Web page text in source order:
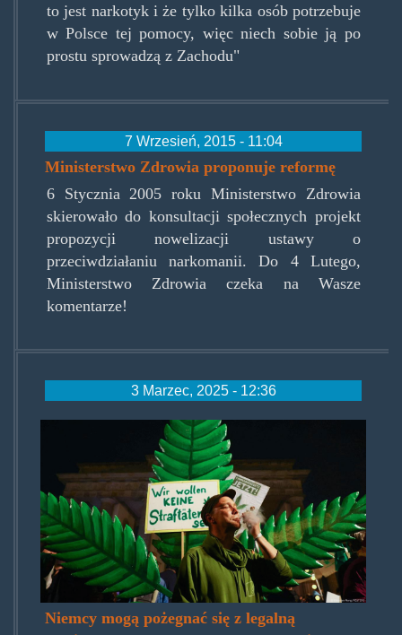
to jest narkotyk i że tylko kilka osób potrzebuje
w Polsce tej pomocy, więc niech sobie ją po
prostu sprowadzą z Zachodu"
7 Wrzesień, 2015 - 11:04
Ministerstwo Zdrowia proponuje reformę
6 Stycznia 2005 roku Ministerstwo Zdrowia
skierowało do konsultacji społecznych projekt
propozycji nowelizacji ustawy o
przeciwdziałaniu narkomanii. Do 4 Lutego,
Ministerstwo Zdrowia czeka na Wasze
komentarze!
3 Marzec, 2025 - 12:36
keinekonopien.jpg
Niemcy mogą pożegnać się z legalną